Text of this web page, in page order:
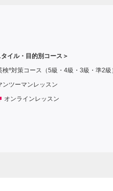
タイル・目的別コース＞
検®対策コース（5級・4級・3級・準2級
ンツーマンレッスン
オンラインレッスン